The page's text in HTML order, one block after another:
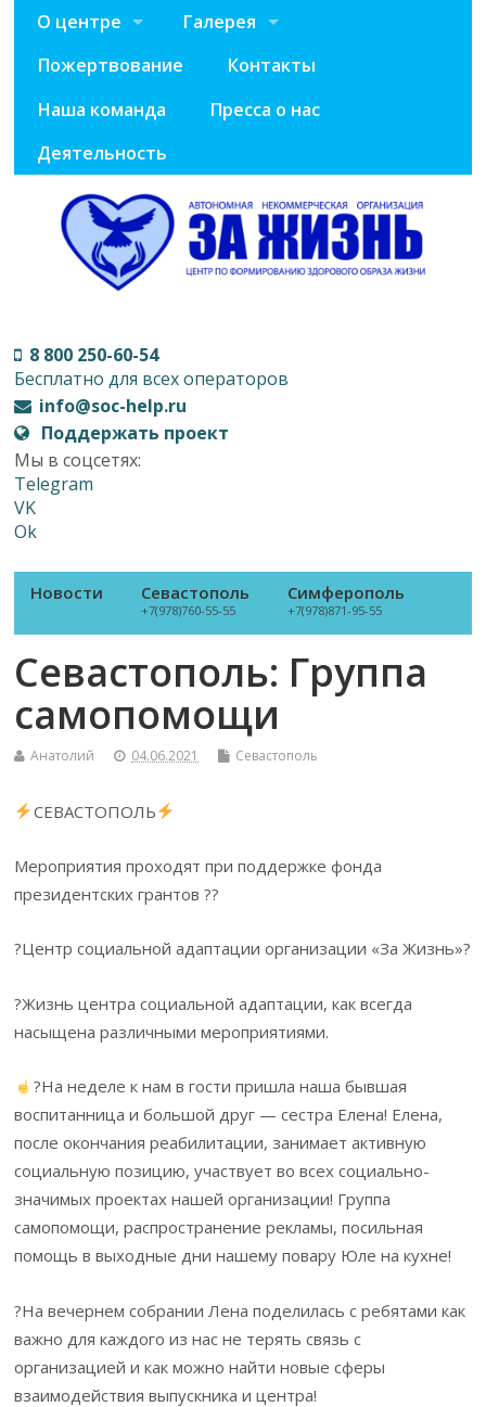
О центре
Галерея
Пожертвование
Контакты
Наша команда
Пресса о нас
Деятельность
8 800 250-60-54
Бесплатно для всех операторов
info@soc-help.ru
Поддержать проект
Мы в соцсетях:
Telegram
VK
Ok
Новости Севастополь
+7(978)760-55-55
Симферополь
+7(978)871-95-55
Севастополь: Группа
самопомощи
Анатолий 04.06.2021 Севастополь
СЕВАСТОПОЛЬ
Мероприятия проходят при поддержке фонда
президентских грантов ??
?Центр социальной адаптации организации «За Жизнь»?
?Жизнь центра социальной адаптации, как всегда
насыщена различными мероприятиями.
?На неделе к нам в гости пришла наша бывшая
воспитанница и большой друг — сестра Елена! Елена,
после окончания реабилитации, занимает активную
социальную позицию, участвует во всех социально-
значимых проектах нашей организации! Группа
самопомощи, распространение рекламы, посильная
помощь в выходные дни нашему повару Юле на кухне!
?На вечернем собрании Лена поделилась с ребятами как
важно для каждого из нас не терять связь с
организацией и как можно найти новые сферы
взаимодействия выпускника и центра!